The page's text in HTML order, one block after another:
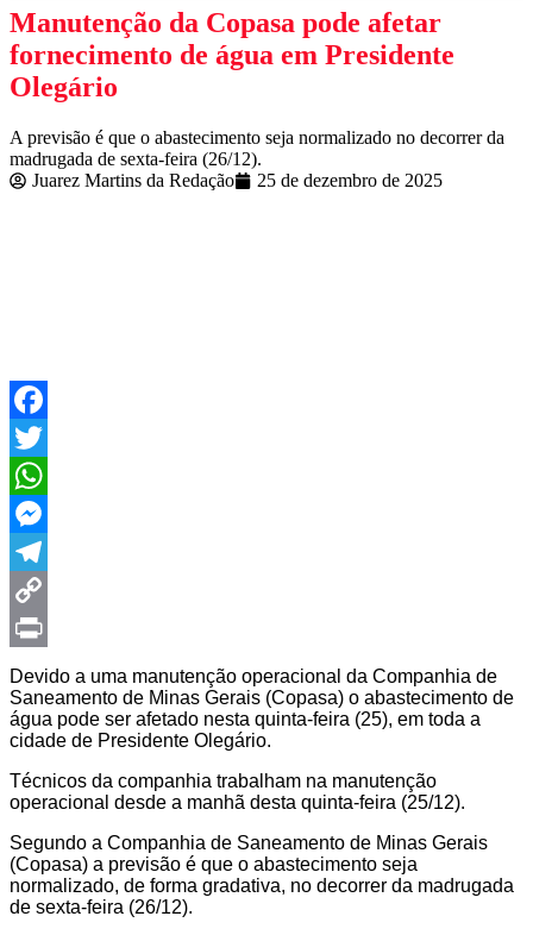
Manutenção da Copasa pode afetar
fornecimento de água em Presidente
Olegário
A previsão é que o abastecimento seja normalizado no decorrer da
madrugada de sexta-feira (26/12).
Juarez Martins da Redação
25 de dezembro de 2025
Facebook
Twitter
WhatsApp
Messenger
Telegram
Copy
Link
Print
Devido a uma manutenção operacional da Companhia de
Saneamento de Minas Gerais (Copasa) o abastecimento de
água pode ser afetado nesta quinta-feira (25), em toda a
cidade de Presidente Olegário.
Técnicos da companhia trabalham na manutenção
operacional desde a manhã desta quinta-feira (25/12).
Segundo a Companhia de Saneamento de Minas Gerais
(Copasa) a previsão é que o abastecimento seja
normalizado, de forma gradativa, no decorrer da madrugada
de sexta-feira (26/12).